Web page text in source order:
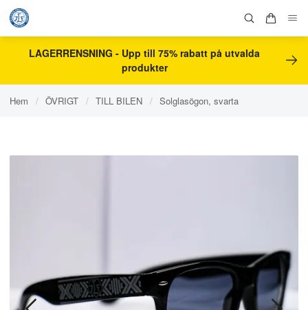
LAGERRENSNING - Upp till 75% rabatt på utvalda
produkter
Hem / ÖVRIGT / TILL BILEN / Solglasögon, svarta